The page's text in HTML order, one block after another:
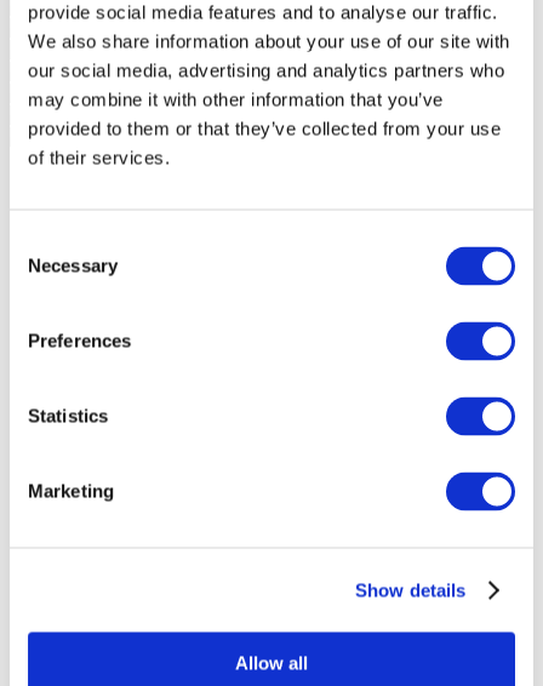
provide social media features and to analyse our traffic.
We also share information about your use of our site with
our social media, advertising and analytics partners who
may combine it with other information that you’ve
provided to them or that they’ve collected from your use
of their services.
Selection
Necessary
Preferences
Statistics
Marketing
Show details
Allow all